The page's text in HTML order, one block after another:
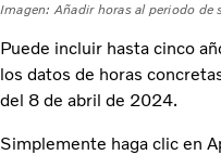
Imagen: Añadir horas al periodo
Puede incluir hasta cinco
los datos de horas
del 8 de abril de 2024.
Simplemente haga clic en